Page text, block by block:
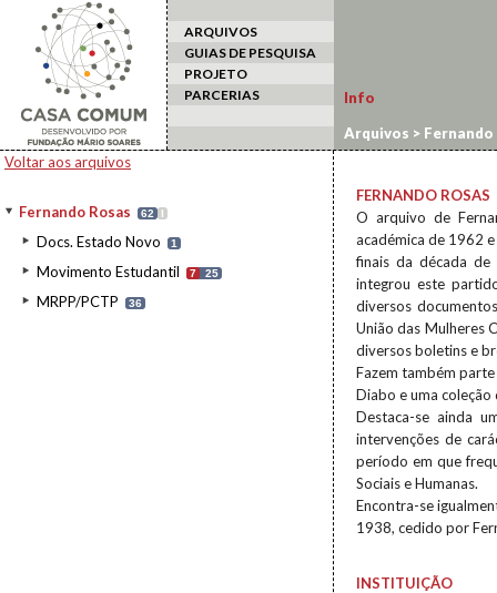
ARQUIVOS
GUIAS DE PESQUISA
PROJETO
PARCERIAS
Voltar aos arquivos
Fernando Rosas 62 I
Docs. Estado Novo 1
Movimento Estudantil 7 25
MRPP/PCTP 36
Info
Arquivos > Fernando
FERNANDO ROSAS
O arquivo de
académica de 1962
finais da década
integrou este
diversos
União das Mulheres
diversos boletins e
Fazem também
Diabo e uma
Destaca-se ainda
intervenções de
período em que
Sociais e Humanas.
Encontra-se
1938, cedido por
INSTITUIÇÃO